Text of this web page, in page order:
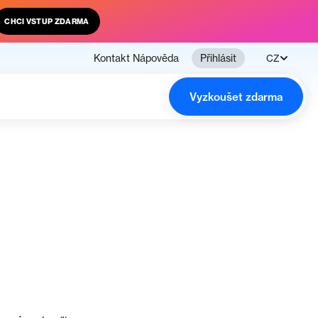
CHCI VSTUP ZDARMA
Kontakt Nápověda Přihlásit CZ
Vyzkoušet zdarma